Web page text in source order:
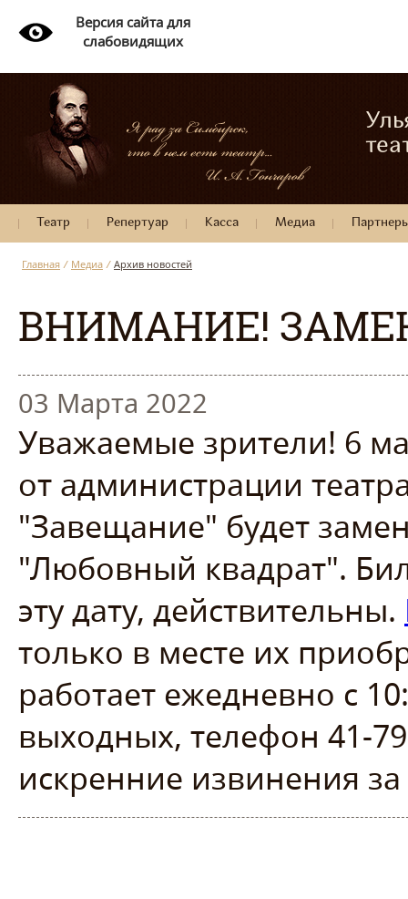
Версия сайта для
слабовидящих
Театр Репертуар Касса Медиа
Главная / Медиа / Архив новостей
ВНИМАНИЕ!
03 Марта 2022
Уважаемые зрители! 6
от администрации
"Завещание" будет
"Любовный квадрат".
эту дату, действительны.
только в месте их
работает ежедневно с
выходных, телефон 41-
искренние извинения